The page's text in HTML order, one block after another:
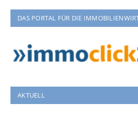
DAS PORTAL FÜR DIE
AKTUELL